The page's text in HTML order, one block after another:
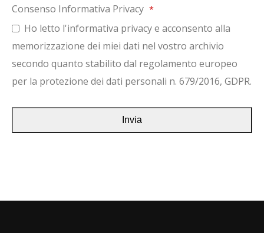
Consenso Informativa Privacy *
Ho letto l'informativa privacy e acconsento alla
memorizzazione dei miei dati nel vostro archivio
secondo quanto stabilito dal regolamento europeo
per la protezione dei dati personali n. 679/2016, GDPR.
Invia
essere